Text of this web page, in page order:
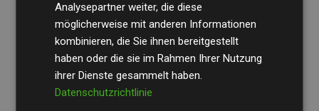
Transparenz und Verlässlichkeit sicherzustellen.
Ihre Prüfungen belegen, dass unsere Investitionen in
Klimaschutzprojekte im Durchschnitt200 % der
geschätzten CO₂-Emissionender teilnehmenden
Websites kompensieren – ein klarer Nachweis für die
Analysepartner weiter, die diese
möglicherweise mit anderen Informationen
kombinieren, die Sie ihnen bereitgestellt
haben oder die sie im Rahmen Ihrer Nutzung
ihrer Dienste gesammelt haben.
Datenschutzrichtlinie